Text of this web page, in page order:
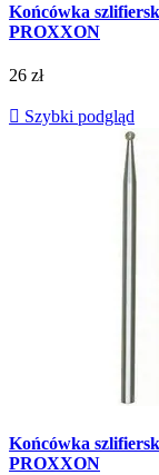
Końcówka
PROXXON
26 zł
 Szybki podgląd
Końcówka
PROXXON